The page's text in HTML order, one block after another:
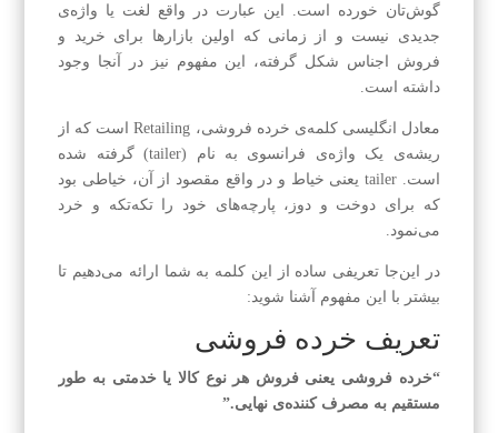
گوش‌تان خورده است. این عبارت در واقع لغت یا واژه‌ی
جدیدی نیست و از زمانی که اولین بازارها برای خرید و
فروش اجناس شکل گرفته، این مفهوم نیز در آنجا وجود
داشته است.
معادل انگلیسی کلمه‌ی خرده فروشی، Retailing است که از
ریشه‌ی یک واژه‌ی فرانسوی به نام (tailer) گرفته شده
است. tailer یعنی خیاط و در واقع مقصود از آن، خیاطی بود
که برای دوخت و دوز، پارچه‌های خود را تکه‌تکه و خرد
می‌نمود.
در این‌جا تعریفی ساده از این کلمه به شما ارائه می‌دهیم تا
بیشتر با این مفهوم آشنا شوید:
تعریف خرده فروشی
“خرده فروشی یعنی فروش هر نوع کالا یا خدمتی به طور
مستقیم به مصرف کننده‌ی نهایی.”